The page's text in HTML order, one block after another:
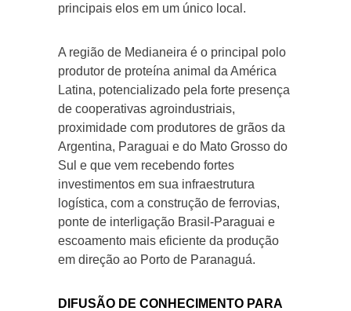
principais elos em um único local.
A região de Medianeira é o principal polo
produtor de proteína animal da América
Latina, potencializado pela forte presença
de cooperativas agroindustriais,
proximidade com produtores de grãos da
Argentina, Paraguai e do Mato Grosso do
Sul e que vem recebendo fortes
investimentos em sua infraestrutura
logística, com a construção de ferrovias,
ponte de interligação Brasil-Paraguai e
escoamento mais eficiente da produção
em direção ao Porto de Paranaguá.
DIFUSÃO DE CONHECIMENTO PARA